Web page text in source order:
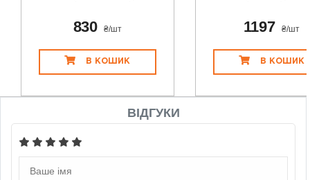
830 ₴/шт
В КОШИК
1197 ₴/шт
В КОШИК
ВІДГУКИ